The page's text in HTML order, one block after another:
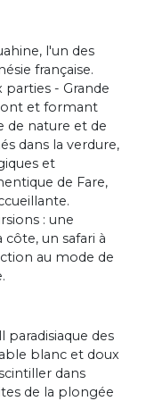
l'un des
française.
- Grande
et formant
de nature et de
dans la verdure,
et
de Fare,
: une
un safari à
au mode de
paradisiaque des
blanc et doux
dans
de la plongée